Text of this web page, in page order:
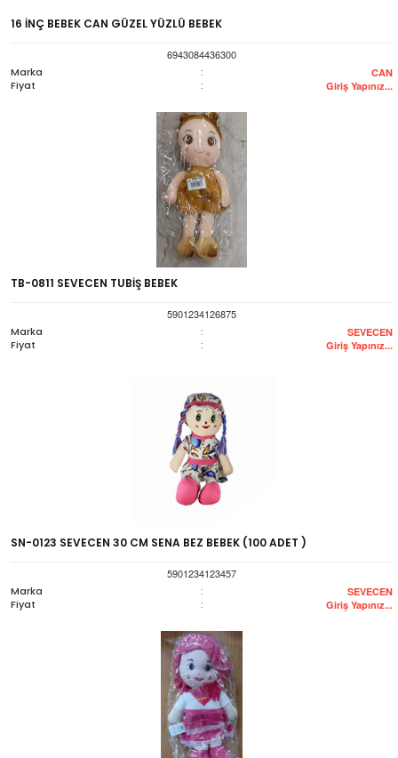
16 İNÇ BEBEK CAN GÜZEL YÜZLÜ BEBEK
6943084436300
Marka
: CAN
Fiyat : Giriş Yapınız...
TB-0811 SEVECEN TUBİŞ BEBEK
5901234126875
Marka
: SEVECEN
Fiyat : Giriş Yapınız...
SN-0123 SEVECEN 30 CM SENA BEZ BEBEK (100 ADET )
5901234123457
Marka
: SEVECEN
Fiyat : Giriş Yapınız...